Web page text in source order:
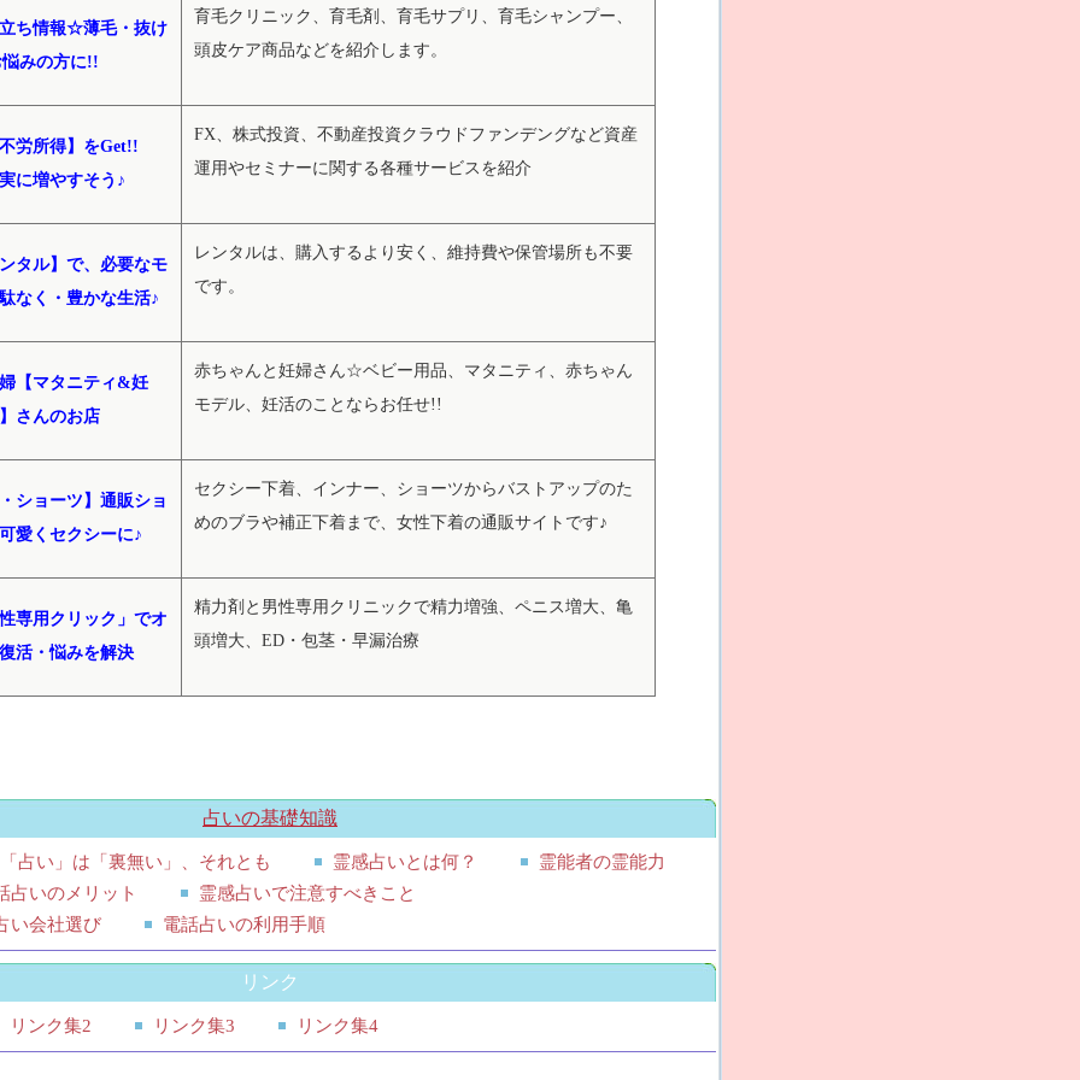
ち情報☆薄毛・抜け
みの方に!!
育毛クリニック、育毛剤、育毛サプリ、育毛シャンプー、
頭皮ケア商品などを紹介します。
労所得】をGet!!
に増やすそう♪
FX、株式投資、不動産投資クラウドファンデングなど資産
運用やセミナーに関する各種サービスを紹介
タル】で、必要なモ
なく・豊かな生活♪
レンタルは、購入するより安く、維持費や保管場所も不要
です。
【マタニティ&妊
さんのお店
赤ちゃんと妊婦さん☆ベビー用品、マタニティ、赤ちゃん
モデル、妊活のことならお任せ!!
ショーツ】通販ショ
愛くセクシーに♪
セクシー下着、インナー、ショーツからバストアップのた
めのブラや補正下着まで、女性下着の通販サイトです♪
専用クリック」でオ
活・悩みを解決
精力剤と男性専用クリニックで精力増強、ペニス増大、亀
頭増大、ED・包茎・早漏治療
占いの基礎知識
「占い」は「裏無い」、それとも 霊感占いとは何？
霊能者の霊能力
占いのメリット
霊感占いで注意すべきこと
い会社選び
電話占いの利用手順
リンク
リンク集2 リンク集3 リンク集4